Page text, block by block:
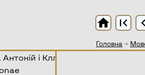
Головна →
home first_page chevron_left
і Кллеопатра